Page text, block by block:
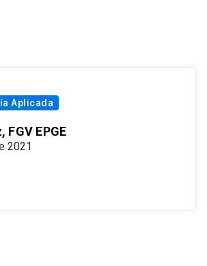
Aplicada
FGV EPGE
2021